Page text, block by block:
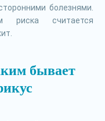
болезнями.
риска считается
бывает